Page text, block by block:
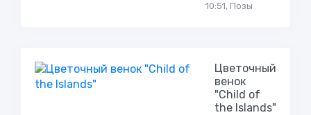
10:51, Позы
Цветочный
венок
"Child of
the Islands"